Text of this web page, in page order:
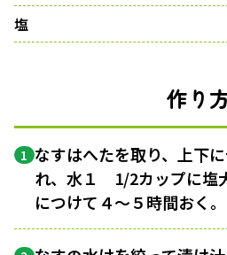
塩
作り
1 なすはへたを取り、上下
れ、水１ 1/2カップに塩
につけて４〜５時間おく。